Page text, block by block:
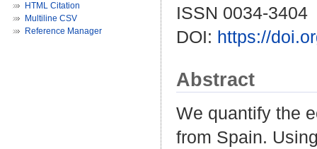
HTML Citation
Multiline CSV
Reference Manager
ISSN 0034-3404
DOI: https://
Abstract
We quantify the
from Spain.